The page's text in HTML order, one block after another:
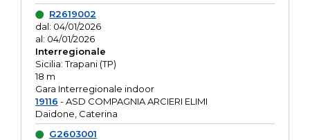
R2619002
dal: 04/01/2026
al: 04/01/2026
Interregionale
Sicilia: Trapani (TP)
18 m
Gara Interregionale indoor
19116 - ASD COMPAGNIA ARCIERI ELIMI
Daidone, Caterina
G2603001